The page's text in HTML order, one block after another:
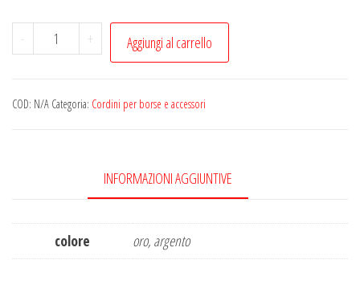
-
Anelli
-
per
+ Aggiungi al carrello
COD: N/A Categoria: Cordini per borse e accessori
INFORMAZIONI AGGIUNTIVE
colore oro, argento